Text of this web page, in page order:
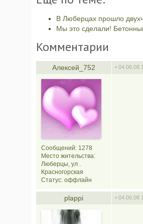
В Люберцах прошло
Мы это сделали!
Комментарии
Алексей_752 • 04.06.08
Сообщений: 1278
Место жительства:
Люберцы, ул .
Красногорская
Статус: оффлайн
plappi • 04.06.08